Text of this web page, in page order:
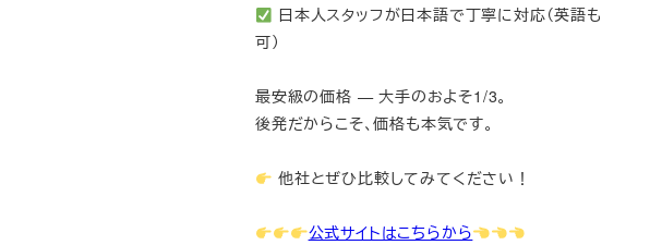
日本人スタッフが日本語で丁寧に対応（英語も
可）
最安級の価格 — 大手のおよそ1/3。
後発だからこそ、価格も本気です。
他社とぜひ比較してみてください！
公式サイトはこちらから